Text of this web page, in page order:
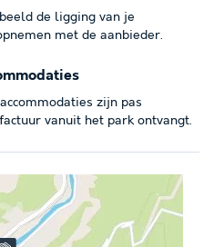
de ligging van je
met de aanbieder.
zijn pas
vanuit het park ontvangt.